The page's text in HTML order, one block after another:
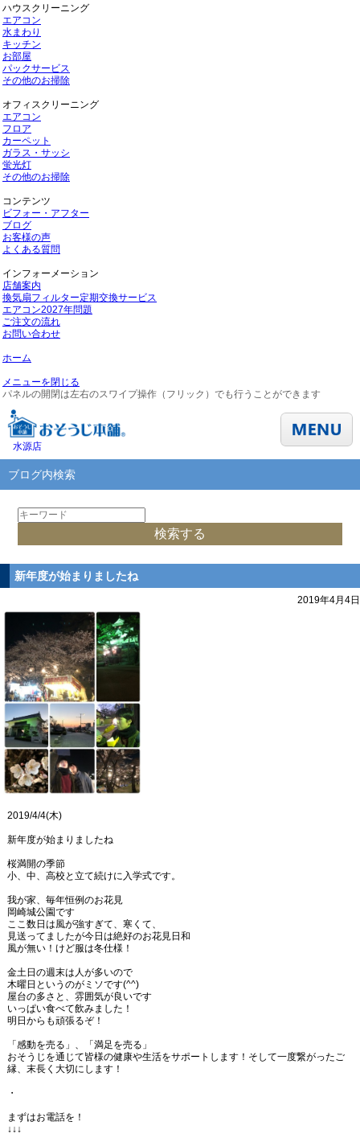
ハウスクリーニング
エアコン
水まわり
キッチン
お部屋
パックサービス
その他のお掃除
オフィスクリーニング
エアコン
フロア
カーペット
ガラス・サッシ
蛍光灯
その他のお掃除
コンテンツ
ビフォー・アフター
ブログ
お客様の声
よくある質問
インフォーメーション
店舗案内
換気扇フィルター定期交換サービス
エアコン2027年問題
ご注文の流れ
お問い合わせ
ホーム
メニューを閉じる
パネルの開閉は左右のスワイプ操作（フリック）でも行うことができます
水源店
ブログ内検索
新年度が始まりましたね
2019年4月4日
2019/4/4(木)
新年度が始まりましたね
桜満開の季節
小、中、高校と立て続けに入学式です。
我が家、毎年恒例のお花見
岡崎城公園です
ここ数日は風が強すぎて、寒くて、
見送ってましたが今日は絶好のお花見日和
風が無い！けど服は冬仕様！
金土日の週末は人が多いので
木曜日というのがミソです(^^)
屋台の多さと、雰囲気が良いです
いっぱい食べて飲みました！
明日からも頑張るぞ！
「感動を売る」、「満足を売る」
おそうじを通じて皆様の健康や生活をサポートします！そして一度繋がったご
縁、末長く大切にします！
・
まずはお電話を！
↓↓↓